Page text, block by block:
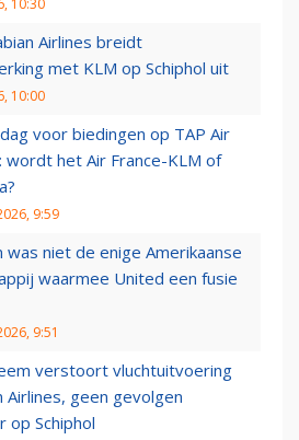
10:30
Airlines breidt
met KLM op Schiphol uit
10:00
voor biedingen op TAP Air
wordt het Air France-KLM of
9:59
was niet de enige Amerikaanse
waarmee United een fusie
9:51
verstoort vluchtuitvoering
Airlines, geen gevolgen
op Schiphol